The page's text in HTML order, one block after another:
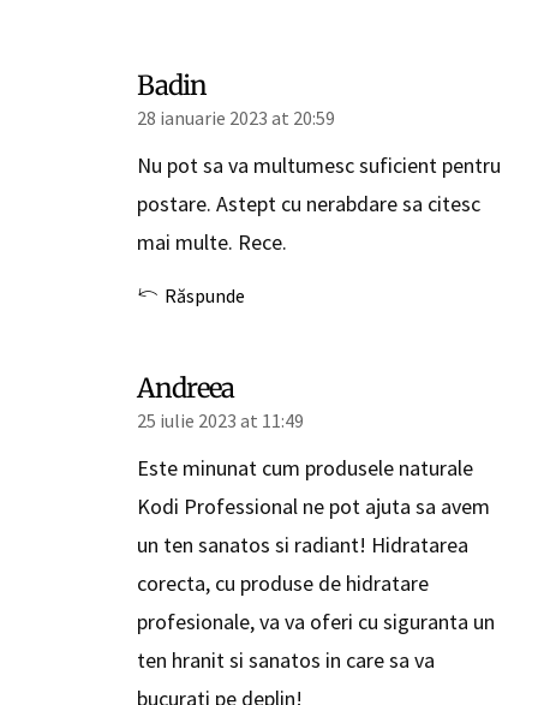
Badin
28 ianuarie 2023 at 20:59
Nu pot sa va multumesc suficient pentru
postare. Astept cu nerabdare sa citesc
mai multe. Rece.
Răspunde
Andreea
25 iulie 2023 at 11:49
Este minunat cum produsele naturale
Kodi Professional ne pot ajuta sa avem
un ten sanatos si radiant! Hidratarea
corecta, cu produse de hidratare
profesionale, va va oferi cu siguranta un
ten hranit si sanatos in care sa va
bucurati pe deplin!